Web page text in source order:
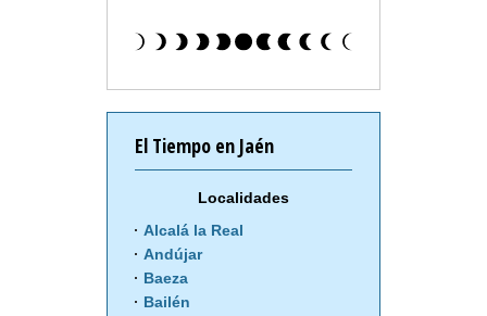
El Tiempo en Jaén
Localidades
Alcalá la Real
Andújar
Baeza
Bailén